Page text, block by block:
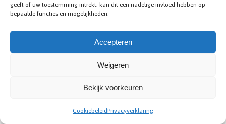
geeft of uw toestemming intrekt, kan dit een nadelige invloed hebben op
bepaalde functies en mogelijkheden.
Accepteren
Weigeren
Bekijk voorkeuren
CookiebeleidPrivacyverklaring
zorgt u voor een zo efficiënt mogelijk ruimte
gebruik. Wij helpen u graag.